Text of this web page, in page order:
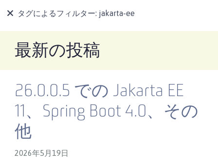
タグによるフィルター: jakarta-ee
最新の投稿
26.0.0.5 での Jakarta EE
11、Spring Boot 4.0、その
他
2026年5月19日